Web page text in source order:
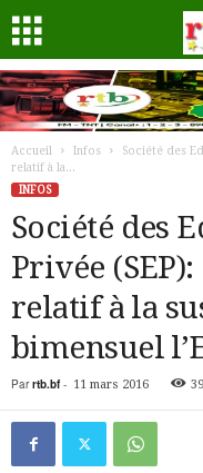
Accueil Infos
Société des
relatif à la...
INFOS
Société des
Privée
relatif à la
bimensuel
Par rtb.bf- 11 mars 2016